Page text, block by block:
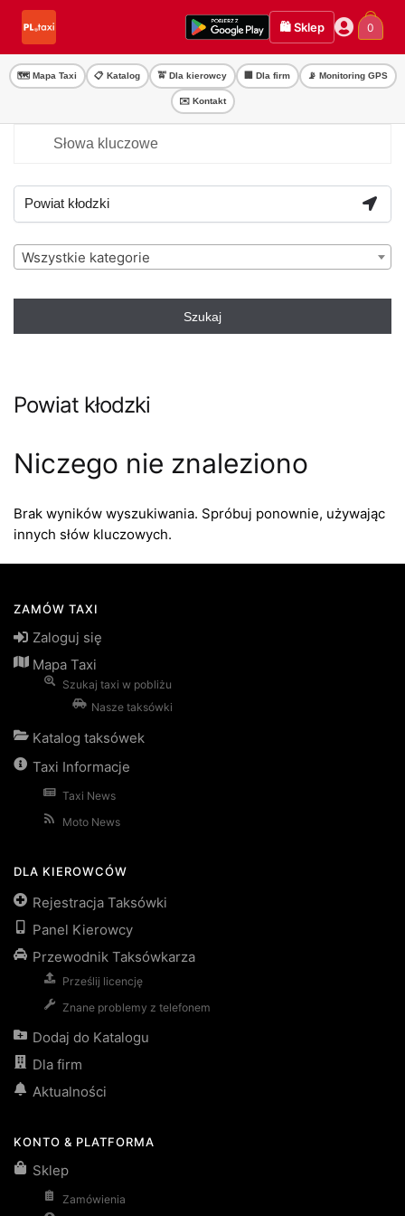
Przejdź
nawigacji
Przejdź
treści
🛍️ Sklep 0
🗺️ Mapa Taxi 📋 Katalog 🚖 Dla kierowcy 🏢 Dla firm 📡 Monitoring GPS
✉️ Kontakt
Wszystkie kategorie
Szukaj
Powiat kłodzki
Niczego nie znaleziono
Brak wyników wyszukiwania. Spróbuj ponownie, używając
innych słów kluczowych.
ZAMÓW TAXI
Zaloguj się
Mapa Taxi
Szukaj taxi w pobliżu
Nasze taksówki
Katalog taksówek
Taxi Informacje
Taxi News
Moto News
DLA KIEROWCÓW
Rejestracja Taksówki
Panel Kierowcy
Przewodnik Taksówkarza
Prześlij licencję
Znane problemy z telefonem
Dodaj do Katalogu
Dla firm
Aktualności
KONTO & PLATFORMA
Sklep
Zamówienia